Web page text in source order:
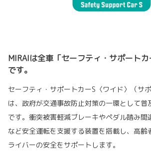
MIRAIは全車「セーフティ・サポートカ
です。
セーフティ・サポートカーS〈ワイド〉（サ
は、政府が交通事故防止対策の一環として普
です。衝突被害軽減ブレーキやペダル踏み間
など安全運転を支援する装置を搭載し、高齢
ライバーの安全をサポートします。